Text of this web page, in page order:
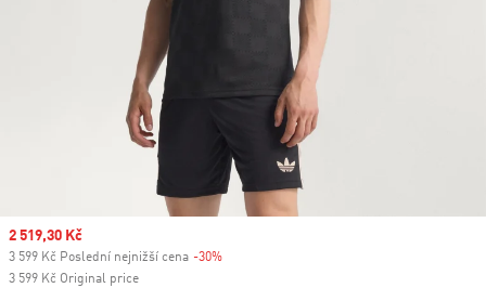
Sale price
2 519,30 Kč
3 599 Kč Poslední nejnižší cena -30%
3 599 Kč Original price